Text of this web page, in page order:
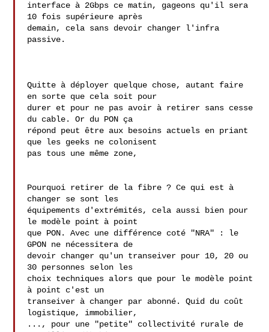
interface à 2Gbps ce matin, gageons qu'il sera
10 fois supérieure après
demain, cela sans devoir changer l'infra
passive.
Quitte à déployer quelque chose, autant faire
en sorte que cela soit pour
durer et pour ne pas avoir à retirer sans cesse
du cable. Or du PON ça
répond peut être aux besoins actuels en priant
que les geeks ne colonisent
pas tous une même zone,
Pourquoi retirer de la fibre ? Ce qui est à
changer se sont les
équipements d'extrémités, cela aussi bien pour
le modèle point à point
que PON. Avec une différence coté "NRA" : le
GPON ne nécessitera de
devoir changer qu'un transeiver pour 10, 20 ou
30 personnes selon les
choix techniques alors que pour le modèle point
à point c'est un
transeiver à changer par abonné. Quid du coût
logistique, immobilier,
..., pour une "petite" collectivité rurale de